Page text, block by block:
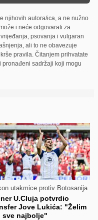
njihovih autora/ica, a ne nužno
i neće odgovarati za
psovanja i vulgaran
ali to ne obavezuje
pravila. Čitanjem prihvatate
pronađeni sadržaji koji mogu
utakmice protiv Botosanija
U.Cluja potvrdio
Jove Lukića: "Želim
sve najbolje"